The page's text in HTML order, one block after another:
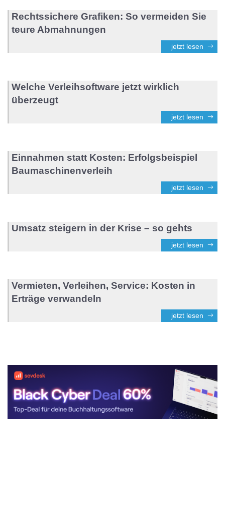
Rechtssichere Grafiken: So vermeiden Sie
teure Abmahnungen
jetzt lesen
Welche Verleihsoftware jetzt wirklich
überzeugt
jetzt lesen
Einnahmen statt Kosten: Erfolgsbeispiel
Baumaschinenverleih
jetzt lesen
Umsatz steigern in der Krise – so gehts
jetzt lesen
Vermieten, Verleihen, Service: Kosten in
Erträge verwandeln
jetzt lesen